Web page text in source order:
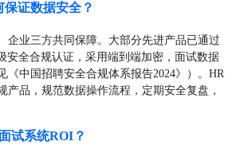
证数据安全？
企业三方共同保障。大部分先进产品已通过
安全合规认证，采用端到端加密，面试数据
《中国招聘安全合规体系报告2024》）。HR
产品，规范数据操作流程，定期安全复盘，
试系统ROI？